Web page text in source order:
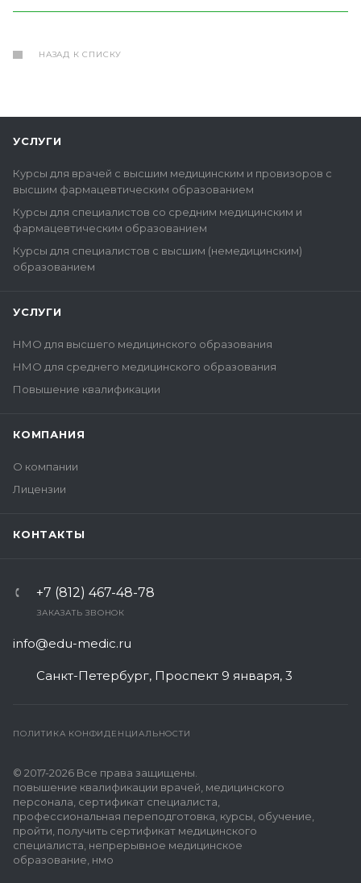
НАЗАД К СПИСКУ
УСЛУГИ
Курсы для врачей с высшим медицинским и провизоров с
высшим фармацевтическим образованием
Курсы для специалистов со средним медицинским и
фармацевтическим образованием
Курсы для специалистов с высшим (немедицинским)
образованием
УСЛУГИ
НМО для высшего медицинского образования
НМО для среднего медицинского образования
Повышение квалификации
КОМПАНИЯ
О компании
Лицензии
КОНТАКТЫ
+7 (812) 467-48-78
ЗАКАЗАТЬ ЗВОНОК
info@edu-medic.ru
Санкт-Петербург, Проспект 9 января, 3
ПОЛИТИКА КОНФИДЕНЦИАЛЬНОСТИ
© 2017-2026 Все права защищены.
повышение квалификации врачей, медицинского
персонала, сертификат специалиста,
профессиональная переподготовка, курсы, обучение,
пройти, получить сертификат медицинского
специалиста, непрерывное медицинское
образование, нмо